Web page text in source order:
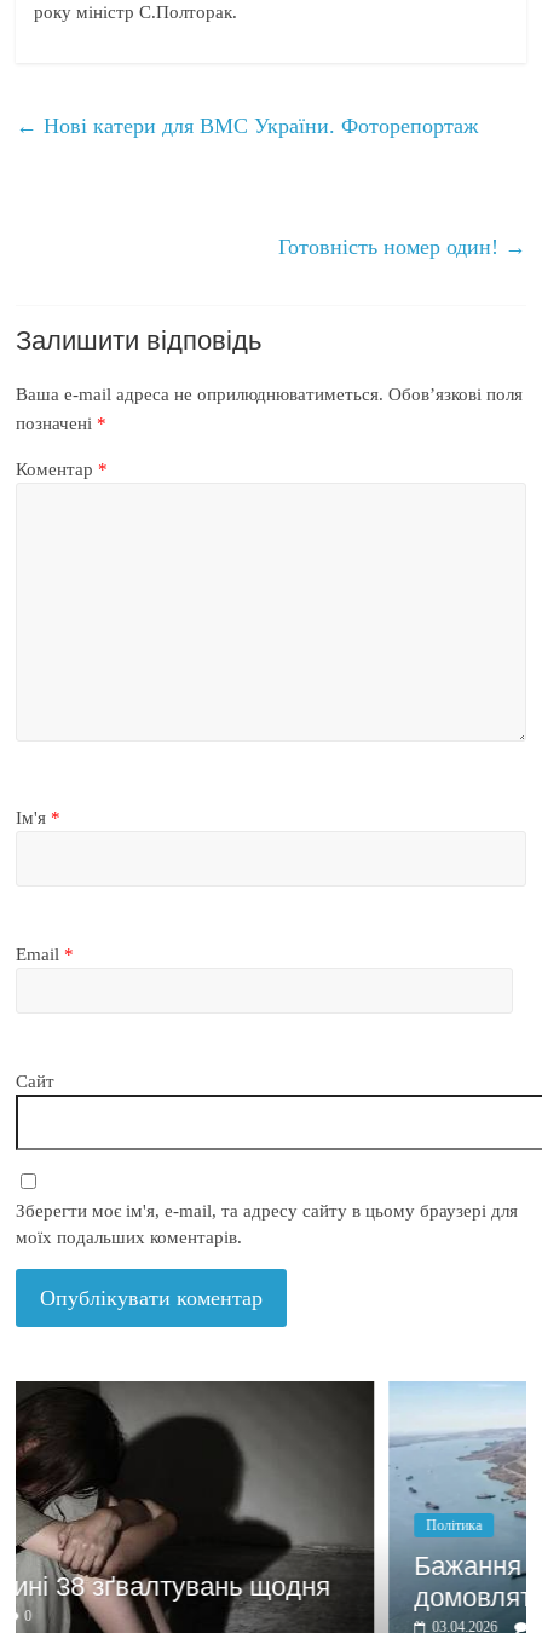
року міністр С.Полторак.
← Нові катери для ВМС України. Фоторепортаж
Готовність номер один! →
Залишити відповідь
Ваша e-mail адреса не оприлюднюватиметься. Обов’язкові поля
позначені *
Коментар *
Ім'я *
Email *
Сайт
Зберегти моє ім'я, e-mail, та адресу сайту в цьому браузері для
моїх подальших коментарів.
Політика
Бажання заробити мотивує
домовлятись
03.04.2026